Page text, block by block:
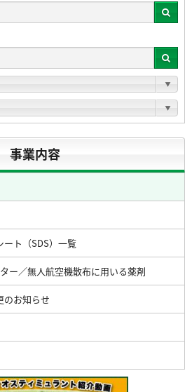
事業内容
ート（SDS）一覧
ー／無人航空機散布に用いる薬剤
のお知らせ